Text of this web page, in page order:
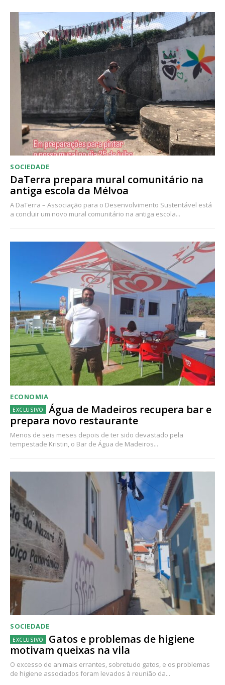
SOCIEDADE
DaTerra prepara mural comunitário na
antiga escola da Mélvoa
A DaTerra – Associação para o Desenvolvimento Sustentável está
a concluir um novo mural comunitário na antiga escola...
ECONOMIA
Água de Madeiros recupera bar e
prepara novo restaurante
Menos de seis meses depois de ter sido devastado pela
tempestade Kristin, o Bar de Água de Madeiros...
SOCIEDADE
Gatos e problemas de higiene
motivam queixas na vila
O excesso de animais errantes, sobretudo gatos, e os problemas
de higiene associados foram levados à reunião da...